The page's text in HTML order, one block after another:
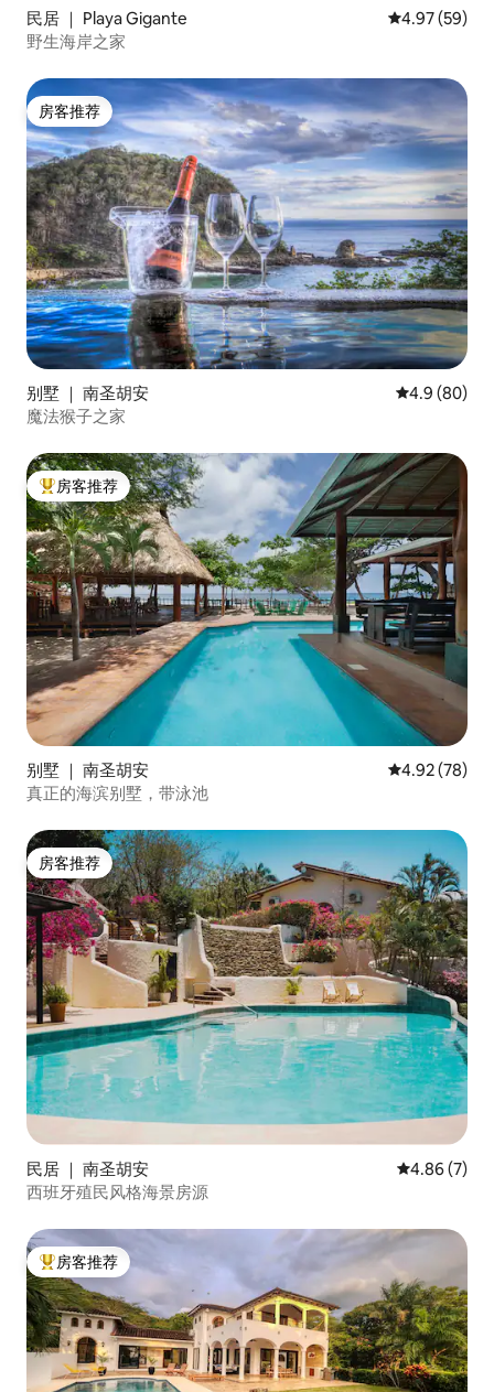
民居 ｜ Playa Gigante 平均评分
4.97 (59)
野生海岸之家
房客推荐
房客推荐
别墅 ｜ 南圣胡安 平均评分 4.9
4.9 (80)
魔法猴子之家
热门「房客推荐」
房客推荐
别墅 ｜ 南圣胡安 平均评分
4.92 (78)
真正的海滨别墅，带泳池
房客推荐
房客推荐
民居 ｜ 南圣胡安 平均评分
4.86 (7)
西班牙殖民风格海景房源
热门「房客推荐」
房客推荐